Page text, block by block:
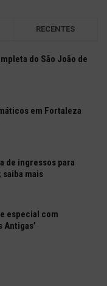
RECENTES
do São João de
em Fortaleza
de ingressos para
mais
especial com
Antigas’